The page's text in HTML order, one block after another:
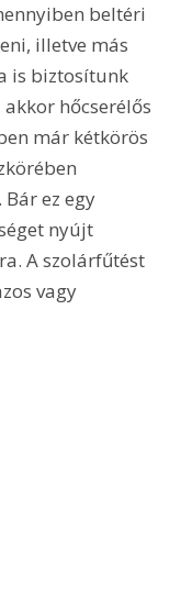
beltéri
illetve más
is biztosítunk
hőcserélős
már kétkörös
ez egy
nyújt
A szolárfűtést
vagy